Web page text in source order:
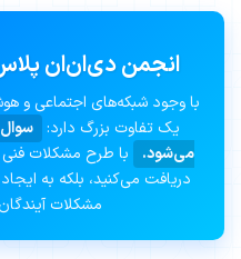
انجمن دی‌ان‌ان
با وجود شبکه‌های اجتماعی و
یک تفاوت بزرگ دارد:
می‌شود.
با طرح مشکلات فنی
دریافت می‌کنید، بلکه به
مشکلات